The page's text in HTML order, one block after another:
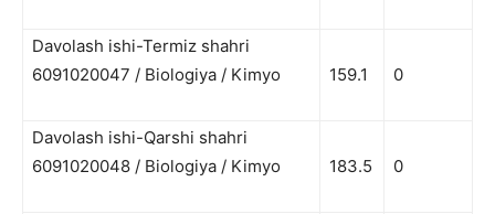
Davolash ishi-Termiz shahri
6091020047 / Biologiya / Kimyo
159.1 0
Davolash ishi-Qarshi shahri
6091020048 / Biologiya / Kimyo
183.5 0